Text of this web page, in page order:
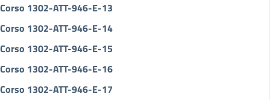
Corso 1302-ATT-946-E-13
Corso 1302-ATT-946-E-14
Corso 1302-ATT-946-E-15
Corso 1302-ATT-946-E-16
Corso 1302-ATT-946-E-17